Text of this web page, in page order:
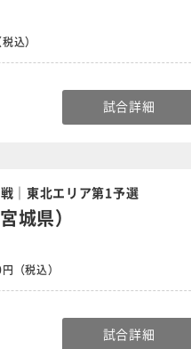
込）
試合詳細
｜東北エリア第1予選
城県）
（税込）
試合詳細